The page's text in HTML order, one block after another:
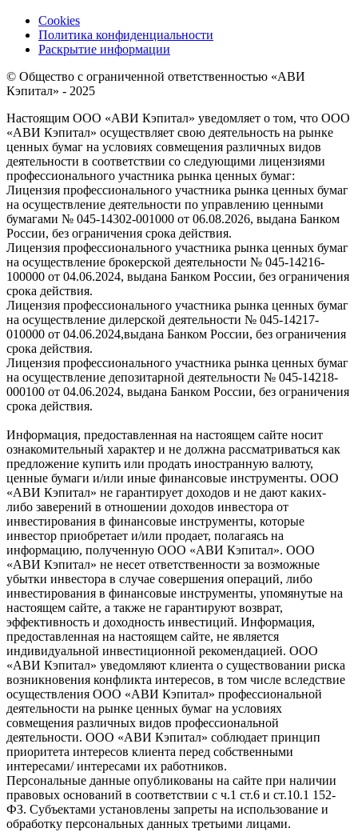
Cookies
Политика конфиденциальности
Раскрытие информации
© Общество с ограниченной ответственностью «АВИ
Кэпитал» - 2025
Настоящим ООО «АВИ Кэпитал» уведомляет о том, что ООО
«АВИ Кэпитал» осуществляет свою деятельность на рынке
ценных бумаг на условиях совмещения различных видов
деятельности в соответствии со следующими лицензиями
профессионального участника рынка ценных бумаг:
Лицензия профессионального участника рынка ценных бумаг
на осуществление деятельности по управлению ценными
бумагами № 045-14302-001000 от 06.08.2026, выдана Банком
России, без ограничения срока действия.
Лицензия профессионального участника рынка ценных бумаг
на осуществление брокерской деятельности № 045-14216-
100000 от 04.06.2024, выдана Банком России, без ограничения
срока действия.
Лицензия профессионального участника рынка ценных бумаг
на осуществление дилерской деятельности № 045-14217-
010000 от 04.06.2024,выдана Банком России, без ограничения
срока действия.
Лицензия профессионального участника рынка ценных бумаг
на осуществление депозитарной деятельности № 045-14218-
000100 от 04.06.2024, выдана Банком России, без ограничения
срока действия.
Информация, предоставленная на настоящем сайте носит
ознакомительный характер и не должна рассматриваться как
предложение купить или продать иностранную валюту,
ценные бумаги и/или иные финансовые инструменты. ООО
«АВИ Кэпитал» не гарантирует доходов и не дают каких-
либо заверений в отношении доходов инвестора от
инвестирования в финансовые инструменты, которые
инвестор приобретает и/или продает, полагаясь на
информацию, полученную ООО «АВИ Кэпитал». ООО
«АВИ Кэпитал» не несет ответственности за возможные
убытки инвестора в случае совершения операций, либо
инвестирования в финансовые инструменты, упомянутые на
настоящем сайте, а также не гарантируют возврат,
эффективность и доходность инвестиций. Информация,
предоставленная на настоящем сайте, не является
индивидуальной инвестиционной рекомендацией. ООО
«АВИ Кэпитал» уведомляют клиента о существовании риска
возникновения конфликта интересов, в том числе вследствие
осуществления ООО «АВИ Кэпитал» профессиональной
деятельности на рынке ценных бумаг на условиях
совмещения различных видов профессиональной
деятельности. ООО «АВИ Кэпитал» соблюдает принцип
приоритета интересов клиента перед собственными
интересами/ интересами их работников.
Персональные данные опубликованы на сайте при наличии
правовых оснований в соответствии с ч.1 ст.6 и ст.10.1 152-
ФЗ. Субъектами установлены запреты на использование и
обработку персональных данных третьими лицами.